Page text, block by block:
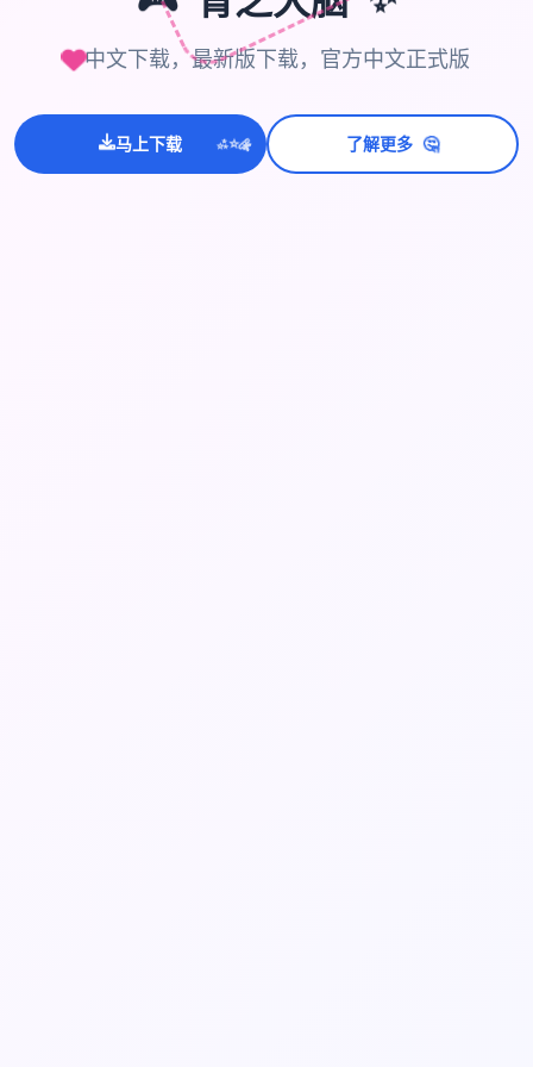
中文下载，最新版下载，官方中文正式版
马上下载 ✨⭐💫 了解更多 🤔